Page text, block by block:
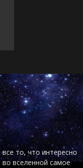
то, что интересно
вселенной самое